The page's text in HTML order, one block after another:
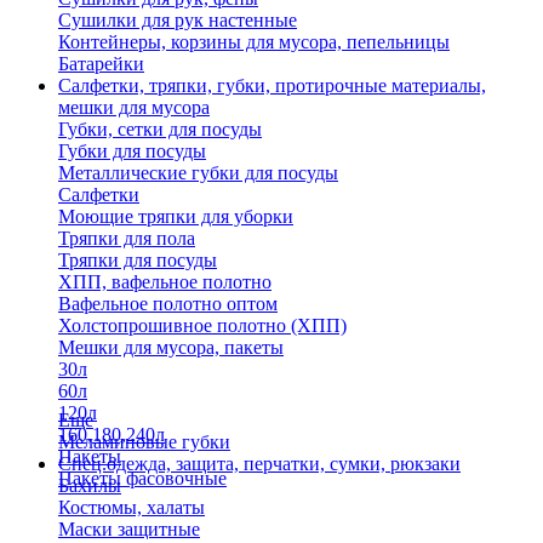
Сушилки для рук настенные
Контейнеры, корзины для мусора, пепельницы
Батарейки
Салфетки, тряпки, губки, протирочные материалы,
мешки для мусора
Губки, сетки для посуды
Губки для посуды
Металлические губки для посуды
Салфетки
Моющие тряпки для уборки
Тряпки для пола
Тряпки для посуды
ХПП, вафельное полотно
Вафельное полотно оптом
Холстопрошивное полотно (ХПП)
Мешки для мусора, пакеты
30л
60л
120л
160,180,240л
Пакеты
Пакеты фасовочные
Еще
Меламиновые губки
Спец.одежда, защита, перчатки, сумки, рюкзаки
Бахилы
Костюмы, халаты
Маски защитные